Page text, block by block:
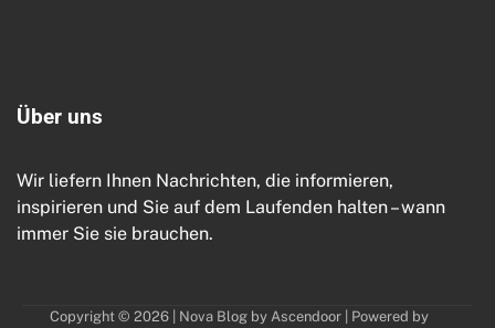
Über uns
Wir liefern Ihnen Nachrichten, die informieren,
inspirieren und Sie auf dem Laufenden halten – wann
immer Sie sie brauchen.
Copyright © 2026 | Nova Blog by Ascendoor| Powered by